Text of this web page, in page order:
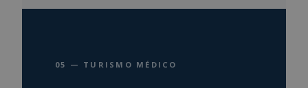
05 — TURISMO MÉDICO